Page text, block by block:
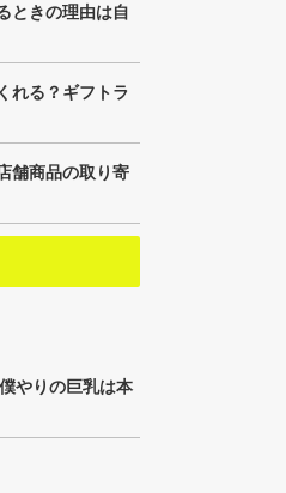
ときの理由は自
れる？ギフトラ
舗商品の取り寄
やりの巨乳は本